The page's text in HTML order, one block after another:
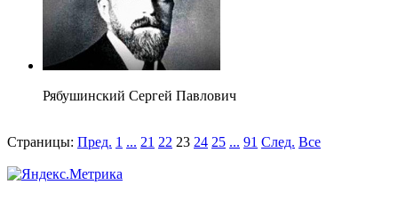
Рябушинский Сергей Павлович
Страницы: Пред. 1 ... 21 22 23 24 25 ... 91 След. Все